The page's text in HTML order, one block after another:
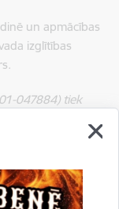
un apmācības
izglītības
047884) tiek
nevar uzlikt